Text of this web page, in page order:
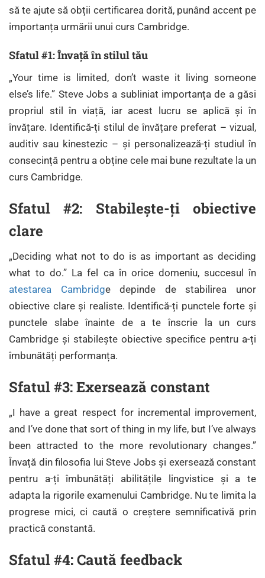
să te ajute să obții certificarea dorită, punând accent pe
importanța urmării unui curs Cambridge.
Sfatul #1: Învață în stilul tău
„Your time is limited, don’t waste it living someone
else’s life.” Steve Jobs a subliniat importanța de a găsi
propriul stil în viață, iar acest lucru se aplică și în
învățare. Identifică-ți stilul de învățare preferat – vizual,
auditiv sau kinestezic – și personalizează-ți studiul în
consecință pentru a obține cele mai bune rezultate la un
curs Cambridge.
Sfatul #2: Stabilește-ți obiective
clare
„Deciding what not to do is as important as deciding
what to do.” La fel ca în orice domeniu, succesul în
atestarea Cambridge depinde de stabilirea unor
obiective clare și realiste. Identifică-ți punctele forte și
punctele slabe înainte de a te înscrie la un curs
Cambridge și stabilește obiective specifice pentru a-ți
îmbunătăți performanța.
Sfatul #3: Exersează constant
„I have a great respect for incremental improvement,
and I’ve done that sort of thing in my life, but I’ve always
been attracted to the more revolutionary changes.”
Învață din filosofia lui Steve Jobs și exersează constant
pentru a-ți îmbunătăți abilitățile lingvistice și a te
adapta la rigorile examenului Cambridge. Nu te limita la
progrese mici, ci caută o creștere semnificativă prin
practică constantă.
Sfatul #4: Caută feedback